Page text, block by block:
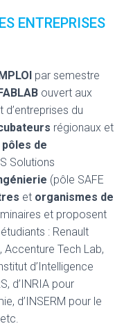
ENTREPRISES
par semestre
ouvert aux
du
régionaux et
pôles de
Solutions
(pôle SAFE
et organismes de
et proposent
: Renault
Accenture Tech Lab,
d’Intelligence
d’INRIA pour
d’INSERM pour le